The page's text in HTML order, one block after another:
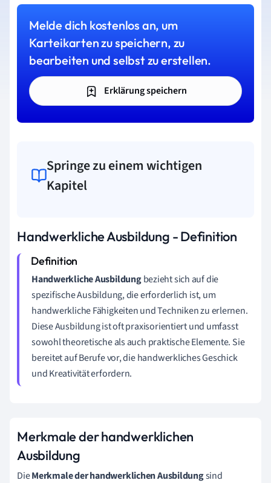
Melde dich kostenlos an, um
Karteikarten zu speichern, zu
bearbeiten und selbst zu erstellen.
Erklärung speichern
Springe zu einem wichtigen
Kapitel
Handwerkliche Ausbildung - Definition
Handwerkliche Ausbildungbezieht sich auf die
spezifische Ausbildung, die erforderlich ist, um
handwerkliche Fähigkeiten und Techniken zu erlernen.
Diese Ausbildung ist oft praxisorientiert und umfasst
sowohl theoretische als auch praktische Elemente. Sie
bereitet auf Berufe vor, die handwerkliches Geschick
und Kreativität erfordern.
Merkmale der handwerklichen
Ausbildung
DieMerkmale der handwerklichen Ausbildungsind